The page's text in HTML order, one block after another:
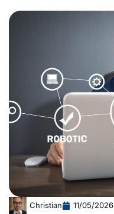
Christian 11/05/2026